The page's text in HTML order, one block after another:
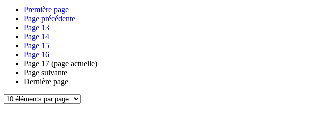
Première page
Page précédente
Page 13
Page 14
Page 15
Page 16
Page 17 (page actuelle)
Page suivante
Dernière page